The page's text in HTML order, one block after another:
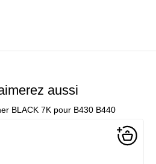
aussi
BLACK 7K pour B430 B440